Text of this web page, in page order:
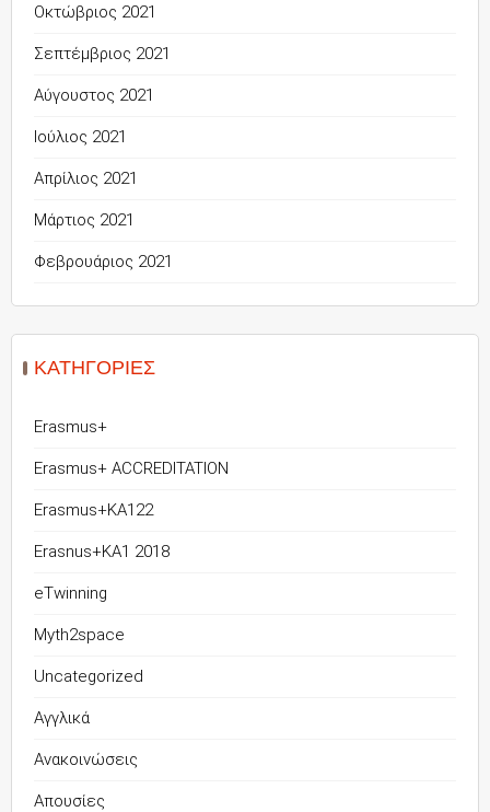
Οκτώβριος 2021
Σεπτέμβριος 2021
Αύγουστος 2021
Ιούλιος 2021
Απρίλιος 2021
Μάρτιος 2021
Φεβρουάριος 2021
KΑΤΗΓΟΡΊΕΣ
Erasmus+
Erasmus+ ACCREDITATION
Erasmus+KA122
Erasnus+KA1 2018
eTwinning
Myth2space
Uncategorized
Αγγλικά
Ανακοινώσεις
Απουσίες